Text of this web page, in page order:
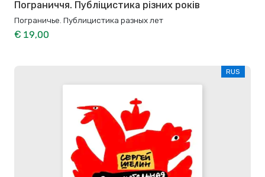
Пограниччя. Публіцистика різних років
Пограничье. Публицистика разных лет
€ 19,00
RUS